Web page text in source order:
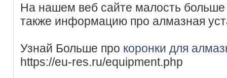
На нашем веб сайте малость
также информацию про алмазная
Узнай Больше про коронки для
https://eu-res.ru/equipment.php